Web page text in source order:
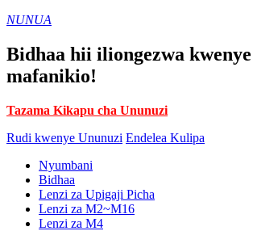
NUNUA
Bidhaa hii iliongezwa
mafanikio!
Tazama Kikapu cha Ununuzi
Rudi kwenye Ununuzi Endelea Kulipa
Nyumbani
Bidhaa
Lenzi za Upigaji Picha
Lenzi za M2~M16
Lenzi za M4